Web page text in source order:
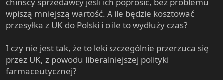
chińscy sprzedawcy jeśli ich poprosić, bez problemu
wpiszą mniejszą wartość. A ile będzie kosztować
przesyłka z UK do Polski i o ile to wydłuży czas?
I czy nie jest tak, że to leki szczególnie przerzuca się
przez UK, z powodu liberalniejszej polityki
farmaceutycznej?